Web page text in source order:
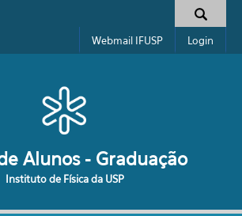
de busca
Webmail IFUSP Login
Alunos - Graduação
Instituto de Física da USP